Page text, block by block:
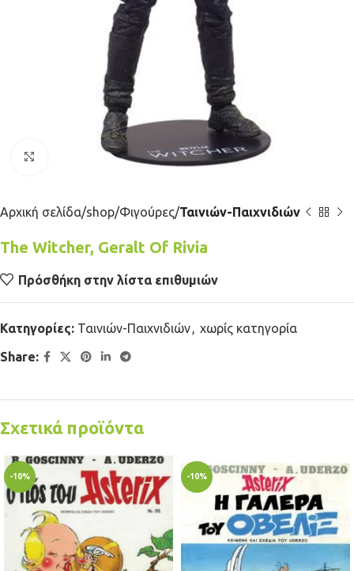
Κλικ για μεγέθυνση
Αρχική σελίδα shop Φιγούρες Ταινιών-Παιχνιδιών
The Witcher, Geralt Of Rivia
Πρόσθήκη στην λίστα επιθυμιών
Κατηγορίες: Ταινιών-Παιχνιδιών, χωρίς κατηγορία
Share:
Σχετικά προϊόντα
-10% -10%